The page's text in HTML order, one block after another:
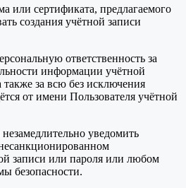
или сертификата, предлагаемого
создания учётной записи
ответственность за
информации учётной
также за всю без исключения
от имени Пользователя учётной
уведомить
записи или пароля или любом
безопасности.